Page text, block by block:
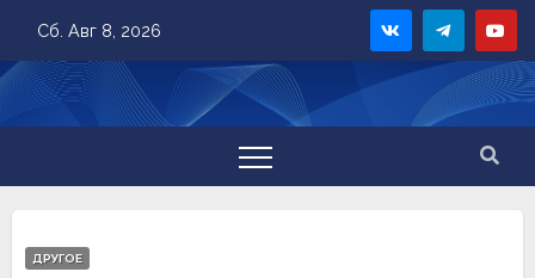
content
Сб. Авг 8, 2026
ДРУГОЕ